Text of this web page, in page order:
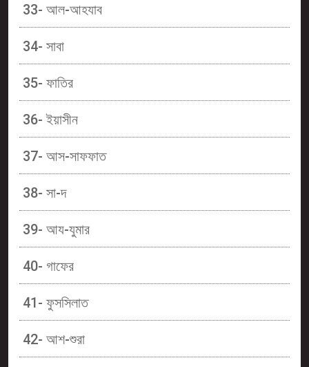
33- আল-আহযাব
34- সাবা
35- ফাতির
36- ইয়াসীন
37- আস-সাফফাত
38- সা-দ
39- আয-যুমার
40- গাফের
41- ফুসসিলাত
42- আশ-শুরা